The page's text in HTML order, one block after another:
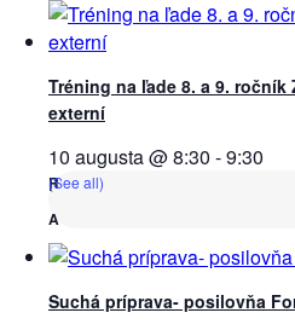
Tréning na ľade 8. a 9. ročník
externí
10 augusta @ 8:30 -9:30
(See all)
Suchá príprava- posilovňa